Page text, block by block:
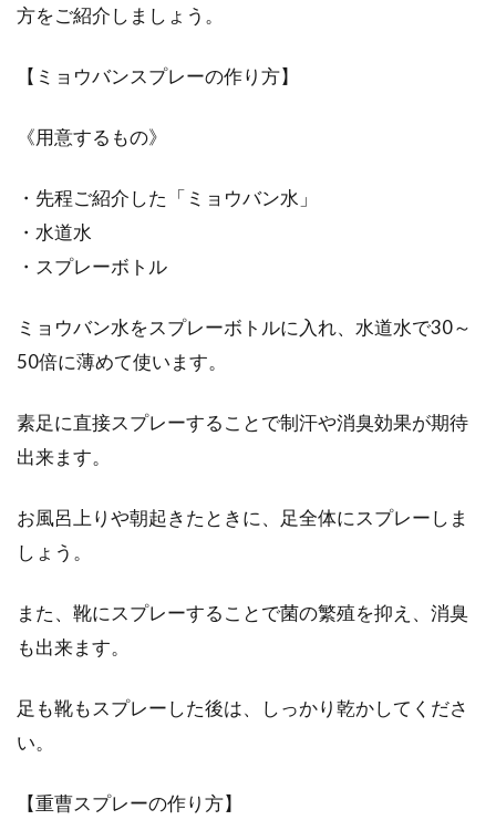
方をご紹介しましょう。
【ミョウバンスプレーの作り方】
《用意するもの》
・先程ご紹介した「ミョウバン水」
・水道水
・スプレーボトル
ミョウバン水をスプレーボトルに入れ、水道水で30～
50倍に薄めて使います。
素足に直接スプレーすることで制汗や消臭効果が期待
出来ます。
お風呂上りや朝起きたときに、足全体にスプレーしま
しょう。
また、靴にスプレーすることで菌の繁殖を抑え、消臭
も出来ます。
足も靴もスプレーした後は、しっかり乾かしてくださ
い。
【重曹スプレーの作り方】